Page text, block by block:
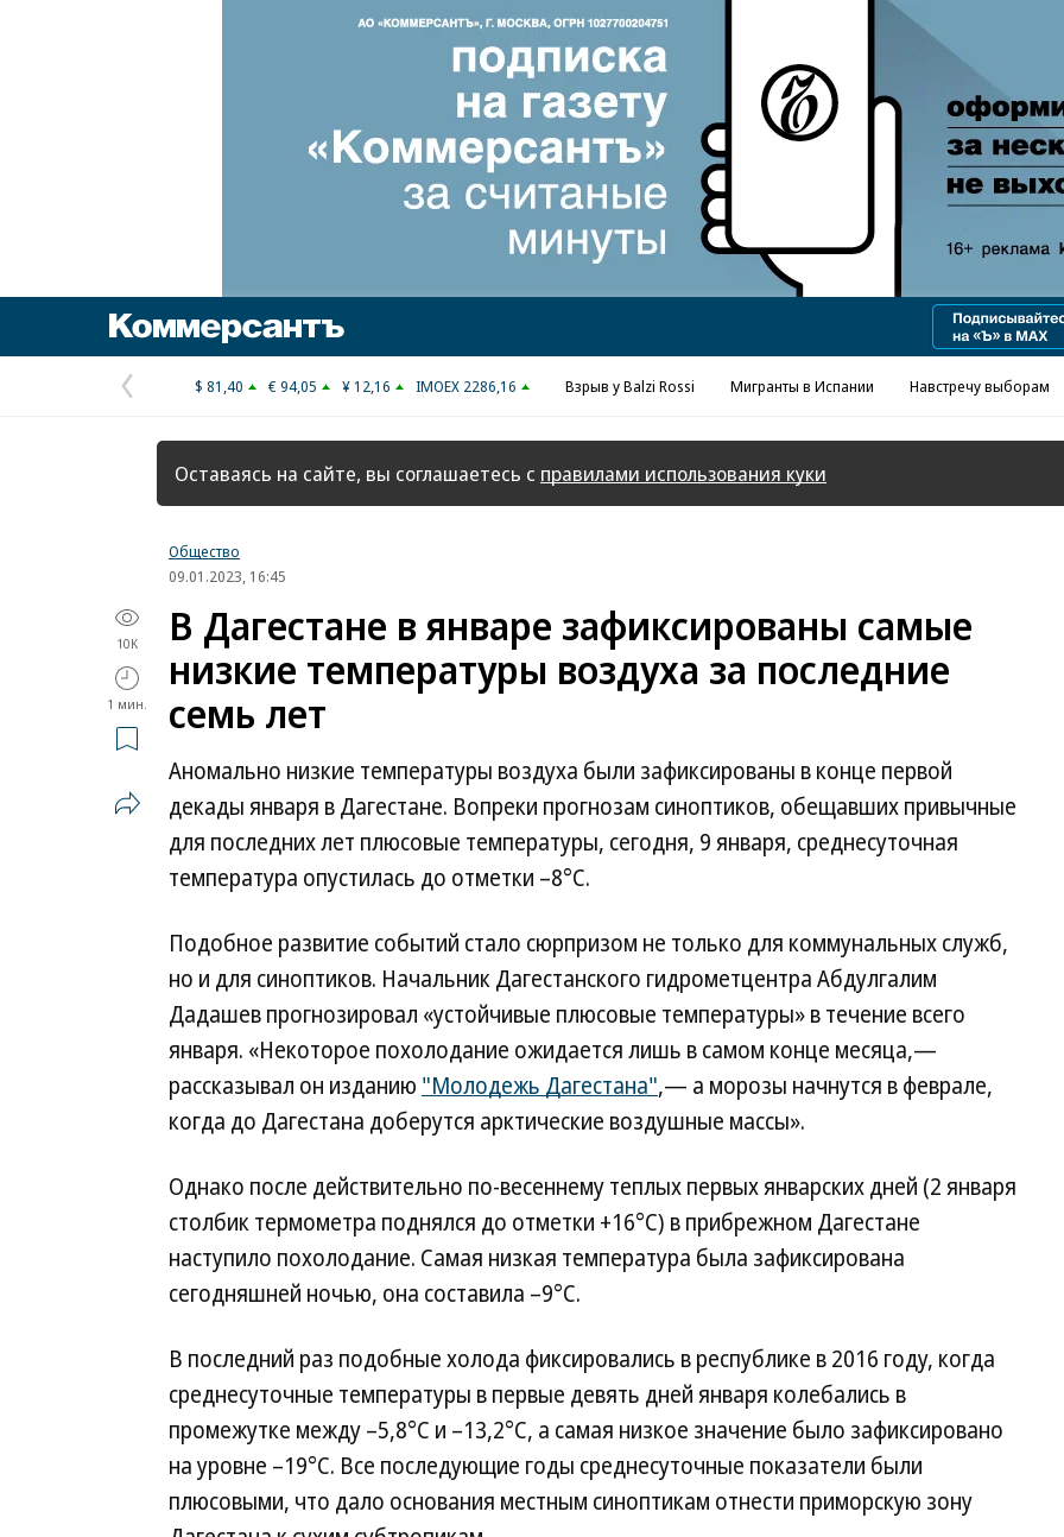
Реклама в «Ъ» www.kommersant.ru/ad
Предыдущая
страница
$ 81,40 € 94,05 ¥ 12,16 IMOEX 2286,16 Взрыв у Balzi Rossi Мигранты в Испании Навстречу выборам
Оставаясь на сайте, вы соглашаетесь с правилами использования куки
Общество
09.01.2023, 16:45
10K
1 мин.
В Дагестане в январе зафиксированы самые
низкие температуры воздуха за последние
семь лет
Аномально низкие температуры воздуха были зафиксированы в конце первой
декады января в Дагестане. Вопреки прогнозам синоптиков, обещавших привычные
для последних лет плюсовые температуры, сегодня, 9 января, среднесуточная
температура опустилась до отметки –8°C.
Подобное развитие событий стало сюрпризом не только для коммунальных служб,
но и для синоптиков. Начальник Дагестанского гидрометцентра Абдулгалим
Дадашев прогнозировал «устойчивые плюсовые температуры» в течение всего
января. «Некоторое похолодание ожидается лишь в самом конце месяца,—
рассказывал он изданию "Молодежь Дагестана",— а морозы начнутся в феврале,
когда до Дагестана доберутся арктические воздушные массы».
Однако после действительно по-весеннему теплых первых январских дней (2 января
столбик термометра поднялся до отметки +16°C) в прибрежном Дагестане
наступило похолодание. Самая низкая температура была зафиксирована
сегодняшней ночью, она составила –9°C.
В последний раз подобные холода фиксировались в республике в 2016 году, когда
среднесуточные температуры в первые девять дней января колебались в
промежутке между –5,8°C и –13,2°C, а самая низкое значение было зафиксировано
на уровне –19°C. Все последующие годы среднесуточные показатели были
плюсовыми, что дало основания местным синоптикам отнести приморскую зону